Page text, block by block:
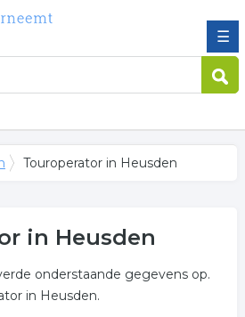
☰
Touroperator in Heusden
in Heusden
onderstaande gegevens op.
in Heusden.